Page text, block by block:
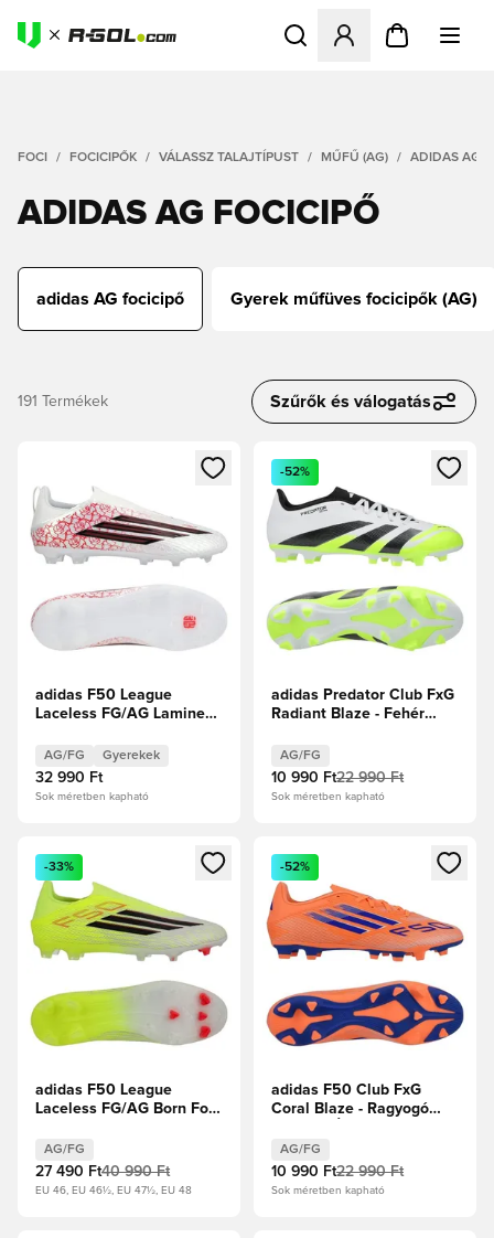
Megnyit egy modált a
FOCI FOCICIPŐK VÁLASSZ TALAJTÍPUST MŰFŰ (AG) ADIDAS AG
ADIDAS AG FOCICIPŐ
adidas AG focicipő Gyerek műfüves focicipők (AG)
191 Termékek Szűrők és válogatás
Megnyit egy modált a bejelentkezéshez vagy a tagként
adidas F50 League
Laceless FG/AG Lamine
Black/Élénkpiros Gyerek
AG/FG Gyerekek
32 990 Ft
Sok méretben kapható
Megnyit egy modált a
-52%
adidas Predator Club FxG
Radiant Blaze - Fehér
Lemon
AG/FG
10 990 Ft22 990 Ft
Sok méretben kapható
Megnyit egy modált a bejelentkezéshez vagy a tagként
-33%
adidas F50 League
Laceless FG/AG Born For
Black/Élénkpiros
AG/FG
27 490 Ft40 990 Ft
EU 46, EU 46½, EU 47½, EU 48
Megnyit egy modált a
-52%
adidas F50 Club FxG
Coral Blaze - Ragyogó
cipők
AG/FG
10 990 Ft22 990 Ft
Sok méretben kapható